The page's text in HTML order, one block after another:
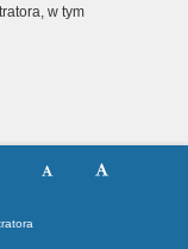
w tym